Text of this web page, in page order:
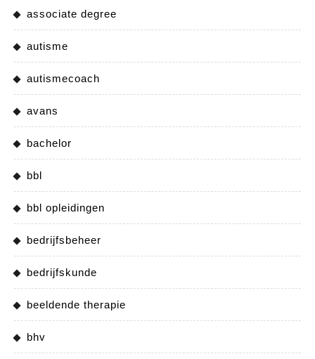
associate degree
autisme
autismecoach
avans
bachelor
bbl
bbl opleidingen
bedrijfsbeheer
bedrijfskunde
beeldende therapie
bhv